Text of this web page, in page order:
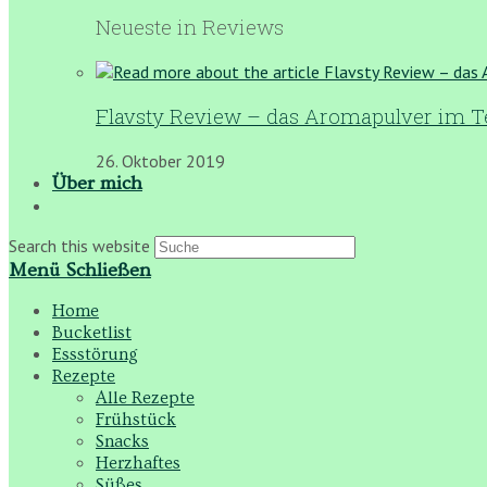
Neueste in Reviews
Flavsty Review – das Aromapulver im
26. Oktober 2019
Über mich
Search this website
Menü Schließen
Home
Bucketlist
Essstörung
Rezepte
Alle Rezepte
Frühstück
Snacks
Herzhaftes